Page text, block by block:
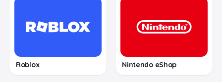
Roblox Nintendo eShop